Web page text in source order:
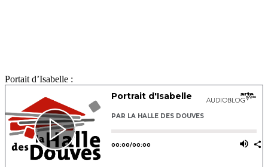
Portait d’Isabelle :